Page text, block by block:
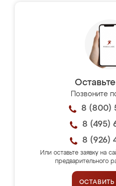
Позвоните
8 (800)
8 (495)
8 (926)
Или оставьте заявку на
предварительного
ОСТАВИТЬ